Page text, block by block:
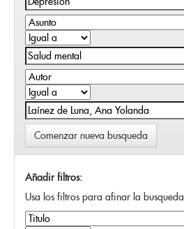
Comenzar nueva busqueda
Añadir filtros:
Usa los filtros para afinar la busqueda.